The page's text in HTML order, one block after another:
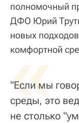
полномочный
ДФО Юрий
новых
комфортной
«
"Если мы
среды, это
не столько